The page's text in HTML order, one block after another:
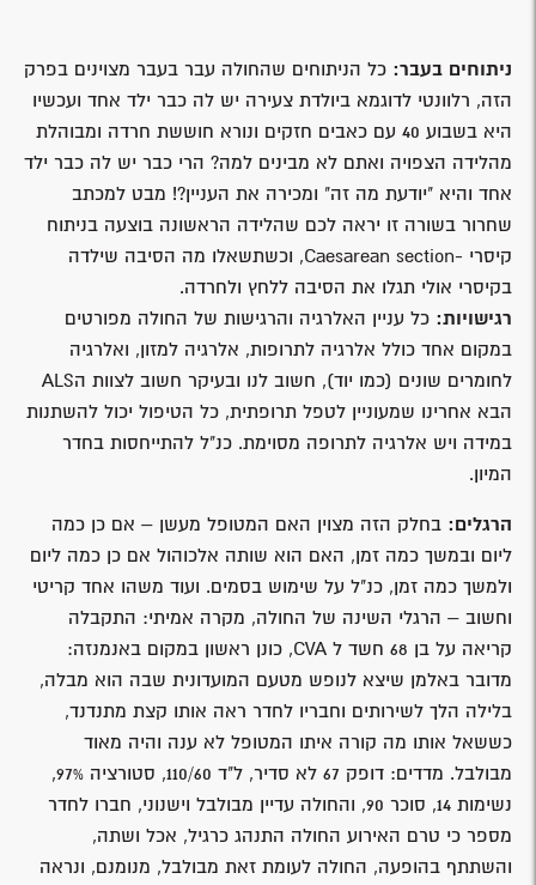
ניתוחים בעבר: כל הניתוחים שהחולה עבר בעבר מצוינים בפרק
הזה, רלוונטי לדוגמא ביולדת צעירה יש לה כבר ילד אחד ועכשיו
היא בשבוע 40 עם כאבים חזקים ונורא חוששת חרדה ומבוהלת
מהלידה הצפויה ואתם לא מבינים למה? הרי כבר יש לה כבר ילד
אחד והיא "יודעת מה זה" ומכירה את העניין?! מבט למכתב
שחרור בשורה זו יראה לכם שהלידה הראשונה בוצעה בניתוח
קיסרי -Caesarean section, וכשתשאלו מה הסיבה שילדה
בקיסרי אולי תגלו את הסיבה ללחץ ולחרדה.
רגישויות: כל עניין האלרגיה והרגישות של החולה מפורטים
במקום אחד כולל אלרגיה לתרופות, אלרגיה למזון, ואלרגיה
לחומרים שונים (כמו יוד), חשוב לנו ובעיקר חשוב לצוות הALS
הבא אחרינו שמעוניין לטפל תרופתית, כל הטיפול יכול להשתנות
במידה ויש אלרגיה לתרופה מסוימת. כנ"ל להתייחסות בחדר
המיון.
הרגלים: בחלק הזה מצוין האם המטופל מעשן – אם כן כמה
ליום ובמשך כמה זמן, האם הוא שותה אלכוהול אם כן כמה ליום
ולמשך כמה זמן, כנ"ל על שימוש בסמים. ועוד משהו אחד קריטי
וחשוב – הרגלי השינה של החולה, מקרה אמיתי: התקבלה
קריאה על בן 68 חשד ל CVA, כונן ראשון במקום באנמנזה:
מדובר באלמן שיצא לנופש מטעם המועדונית שבה הוא מבלה,
בלילה הלך לשירותים וחבריו לחדר ראה אותו קצת מתנדנד,
כששאל אותו מה קורה איתו המטופל לא ענה והיה מאוד
מבולבל. מדדים: דופק 67 לא סדיר, ל"ד 110/60, סטורציה 97%,
נשימות 14, סוכר 90, והחולה עדיין מבולבל וישנוני, חברו לחדר
מספר כי טרם האירוע החולה התנהג כרגיל, אכל ושתה,
והשתתף בהופעה, החולה לעומת זאת מבולבל, מנומנם, ונראה